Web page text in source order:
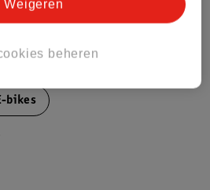
bikes
beheren
Weigeren